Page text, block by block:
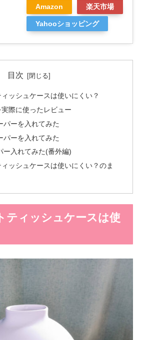
Amazon 楽天市場
Yahooショッピング
目次
ッシュケースは使いにくい？
際に使ったレビュー
パーを入れてみた
パーを入れてみた
ー入れてみた(番外編)
ッシュケースは使いにくい？のま
ティッシュケースは使